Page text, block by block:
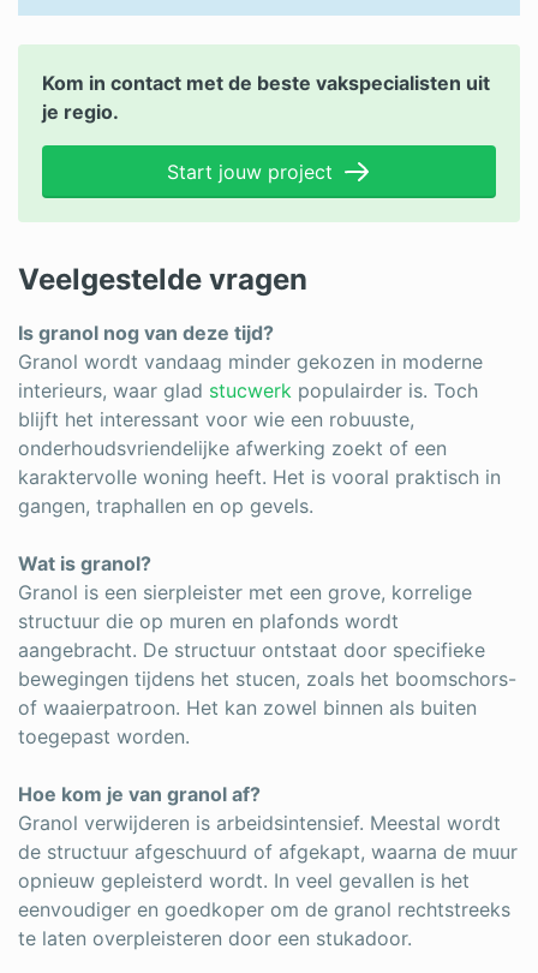
Kom in contact met de beste vakspecialisten uit
je regio.
Start jouw project
Veelgestelde vragen
Is granol nog van deze tijd?
Granol wordt vandaag minder gekozen in moderne
interieurs, waar glad stucwerk populairder is. Toch
blijft het interessant voor wie een robuuste,
onderhoudsvriendelijke afwerking zoekt of een
karaktervolle woning heeft. Het is vooral praktisch in
gangen, traphallen en op gevels.
Wat is granol?
Granol is een sierpleister met een grove, korrelige
structuur die op muren en plafonds wordt
aangebracht. De structuur ontstaat door specifieke
bewegingen tijdens het stucen, zoals het boomschors-
of waaierpatroon. Het kan zowel binnen als buiten
toegepast worden.
Hoe kom je van granol af?
Granol verwijderen is arbeidsintensief. Meestal wordt
de structuur afgeschuurd of afgekapt, waarna de muur
opnieuw gepleisterd wordt. In veel gevallen is het
eenvoudiger en goedkoper om de granol rechtstreeks
te laten overpleisteren door een stukadoor.